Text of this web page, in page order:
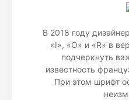
В 2018 году
«I», «O» и «R» в
подчеркнуть
известность
При этом шрифт